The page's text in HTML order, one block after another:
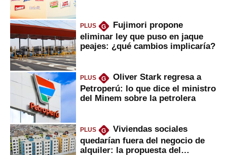
PLUS G
Fujimori propone
eliminar ley que puso en jaque
peajes: ¿qué cambios implicaría?
PLUS G
Oliver Stark regresa a
Petroperú: lo que dice el ministro
del Minem sobre la petrolera
PLUS G
Viviendas sociales
quedarían fuera del negocio de
alquiler: la propuesta del